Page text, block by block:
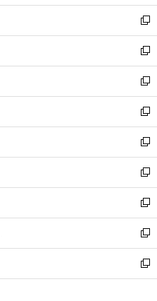
ウ
ィ
ン
ド
ウ
で
開
く
し
い
ウ
ィ
ン
ド
ウ
で
開
く
新
し
い
ウ
ィ
ン
ド
ウ
で
開
く
新
し
い
ウ
ィ
ン
ド
ウ
で
開
く
新
し
い
ウ
ィ
ン
ド
ウ
で
開
く
新
し
い
ウ
ィ
ン
ド
ウ
で
開
く
新
し
い
ウ
ィ
ン
ド
ウ
で
開
新
し
い
ウ
ィ
ン
ド
ウ
新
し
い
ウ
ィ
ン
新
し
い
ウ
新
し